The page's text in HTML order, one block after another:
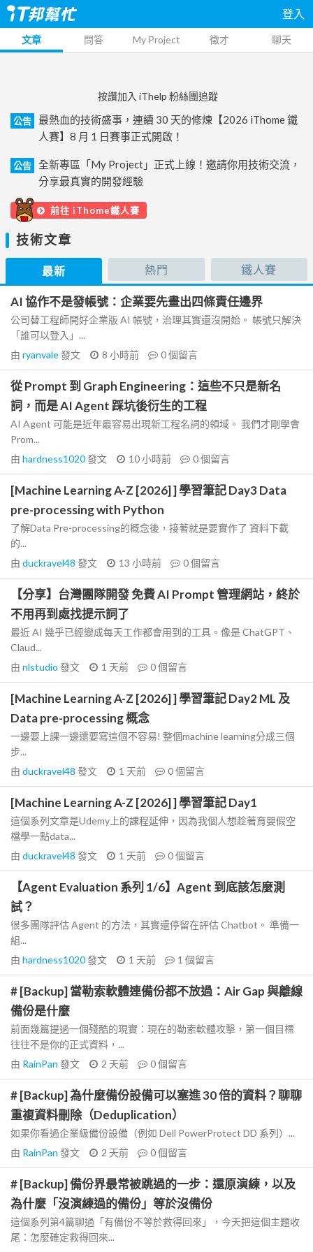
登入
文章 問答 My Project 徵才 聊天
按讚加入 iThelp 粉絲團追蹤
公告
最熱血的技術盛事，連續 30 天的修煉【2026 iThome 鐵
人賽】8 月 1 日賽事正式開啟！
公告
全新專區「My Project」正式上線！邀請你用技術交流，
分享最真實的開發經驗
前往 iThome鐵人賽
技術文章
最新 熱門 鐵人賽
AI 協作不是發帳號：企業要先畫出四條責任邊界
公司替工程師開好企業版 AI 帳號，治理其實還沒開始。 帳號只解決
「誰可以登入」...
由 ryanvale發文 8 小時前 0個留言
從 Prompt 到 Graph Engineering：這些不只是新名
詞，而是 AI Agent 踩坑後衍生的工程
AI Agent 可能是近年最容易出現新工程名詞的領域。 我們才剛學會
Prom...
由 hardness1020發文 10 小時前 0個留言
[Machine Learning A-Z [2026] ] 學習筆記 Day3 Data
pre-processing with Python
了解Data Pre-processing的概念後，接著就是要實作了 資料下載
的...
由 duckravel48 發文 13 小時前 0個留言
【分享】台灣團隊開發 免費 AI Prompt 管理網站，終於
不用再到處找提示詞了
最近 AI 幾乎已經變成每天工作都會用到的工具。像是 ChatGPT、
Claud...
由 nlstudio 發文 1 天前 0個留言
[Machine Learning A-Z [2026] ] 學習筆記 Day2 ML 及
Data pre-processing 概念
一邊要上課一邊還要寫這個不容易! 整個machine learning分成三個
步...
由 duckravel48 發文 1 天前 0個留言
[Machine Learning A-Z [2026] ] 學習筆記 Day1
這個系列文章是Udemy上的課程延伸，因為我個人想趁著育嬰假空
檔學一點data...
由 duckravel48 發文 1 天前 0個留言
【Agent Evaluation 系列 1/6】Agent 到底該怎麼測
試？
很多團隊評估 Agent 的方法，其實還停留在評估 Chatbot。 準備一
組...
由 hardness1020發文 1 天前 1 個留言
# [Backup] 當勒索軟體連備份都不放過：Air Gap 與離線
備份是什麼
前面幾篇提過一個殘酷的現實：現在的勒索軟體攻擊，第一個目標
往往不是你的正式資料，...
由 RainPan 發文 2 天前 0個留言
# [Backup] 為什麼備份設備可以塞進 30 倍的資料？聊聊
重複資料刪除（Deduplication）
如果你看過企業級備份設備（例如 Dell PowerProtect DD 系列）...
由 RainPan 發文 2 天前 0個留言
# [Backup] 備份界最常被跳過的一步：還原演練，以及
為什麼「沒演練過的備份」等於沒備份
這個系列第4篇聊過「有備份不等於救得回來」，今天把這個主題收
尾：怎麼確定救得回來...